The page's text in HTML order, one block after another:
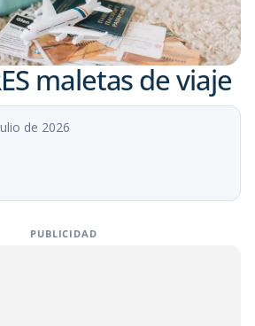
maletas de viaje
de 2026
PUBLICIDAD